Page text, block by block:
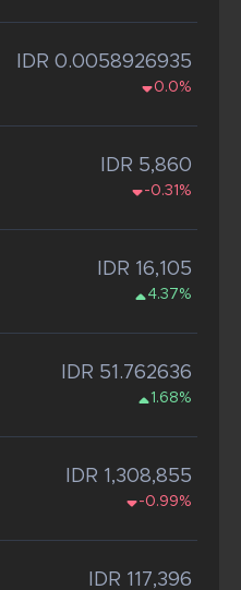
IDR 0.0058926935
0.0%
IDR 5,860
-0.31%
IDR 16,105
4.37%
IDR 51.762636
1.68%
IDR 1,308,855
-0.99%
IDR 117,396